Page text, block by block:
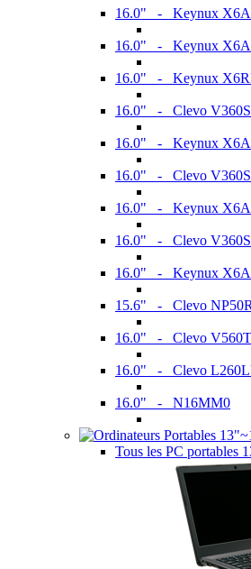
16.0" - Keynux
16.0" - Keynux
16.0" - Keynux
16.0" - Clevo
16.0" - Keynux
16.0" - Clevo
16.0" - Keynux
16.0" - Clevo
16.0" - Keynux
15.6" - Clevo
16.0" - Clevo
16.0" - Clevo
16.0" - N16MM0
Tous les PC portables